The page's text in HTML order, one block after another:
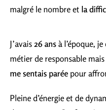
malgré le nombre et la
J’avais26 ansà l’époque,
métier de responsable mais
me sentais parée pour
Pleine d’énergie et de